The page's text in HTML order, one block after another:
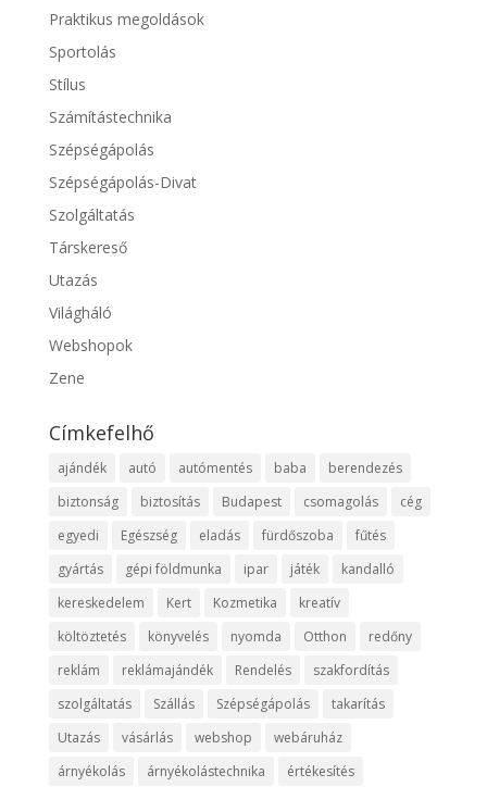
Praktikus megoldások
Sportolás
Stílus
Számítástechnika
Szépségápolás
Szépségápolás-Divat
Szolgáltatás
Társkereső
Utazás
Világháló
Webshopok
Zene
Címkefelhő
ajándék autó autómentés baba
berendezés
biztonság
biztosítás Budapest csomagolás
cég
egyedi
Egészség eladás fürdőszoba
fűtés
gyártás
gépi földmunka ipar játék
kandalló
kereskedelem
Kert Kozmetika
kreatív
költöztetés
könyvelés nyomda Otthon
redőny
reklám
reklámajándék Rendelés
szakfordítás
szolgáltatás
Szállás Szépségápolás
takarítás
Utazás
vásárlás webshop
webáruház
árnyékolás
árnyékolástechnika értékesítés